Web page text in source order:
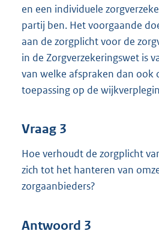
en een individuele
partij ben. Het voorgaande
aan de zorgplicht voor de
in de Zorgverzekeringswet is
van welke afspraken dan ook
toepassing op de
Vraag 3
Hoe verhoudt de zorgplicht
zich tot het hanteren van
zorgaanbieders?
Antwoord 3